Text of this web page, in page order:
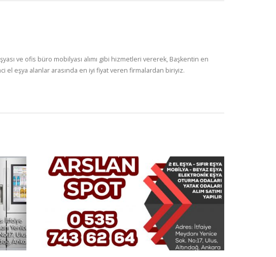
ve ofis büro mobilyası alımı gibi hizmetleri vererek, Başkentin en
el eşya alanlar arasında en iyi fiyat veren firmalardan biriyiz.